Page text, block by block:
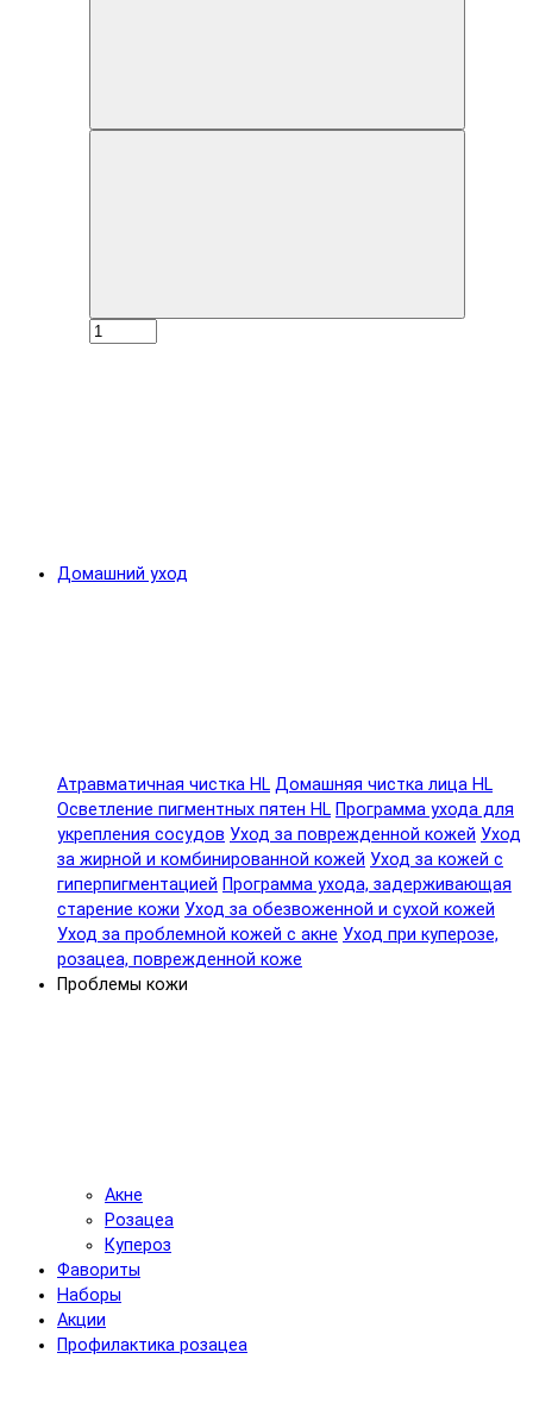
Домашний уход
Атравматичная чистка HL Домашняя чистка лица HL
Осветление пигментных пятен HL Программа ухода для
укрепления сосудов Уход за поврежденной кожей Уход
за жирной и комбинированной кожей Уход за кожей с
гиперпигментацией Программа ухода, задерживающая
старение кожи Уход за обезвоженной и сухой кожей
Уход за проблемной кожей с акне Уход при куперозе,
розацеа, поврежденной коже
Проблемы кожи
Акне
Розацеа
Купероз
Фавориты
Наборы
Акции
Профилактика розацеа